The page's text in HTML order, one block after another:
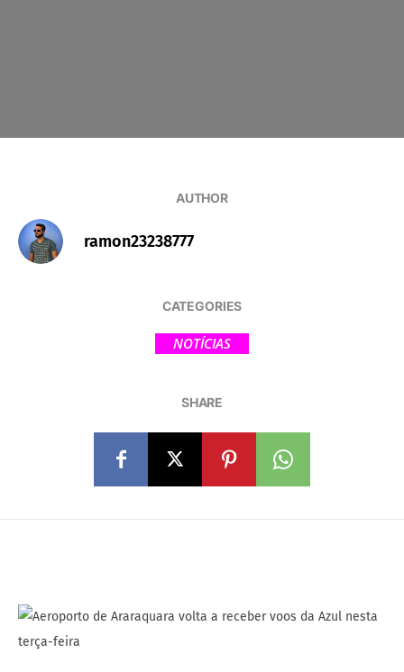
AUTHOR
ramon23238777
CATEGORIES
NOTÍCIAS
SHARE